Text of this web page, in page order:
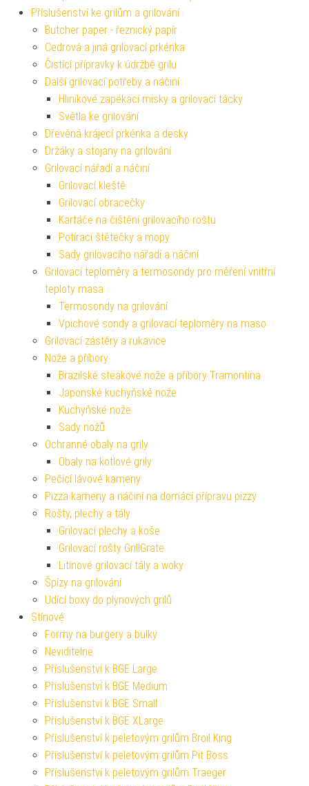
Příslušenství ke grilům a grilování
Butcher paper - řeznický papír
Cedrová a jiná grilovací prkénka
Čistící přípravky k údržbě grilu
Další grilovací potřeby a náčiní
Hliníkové zapékací misky a grilovací tácky
Světla ke grilování
Dřevěná krájecí prkénka a desky
Držáky a stojany na grilování
Grilovací nářadí a náčiní
Grilovací kleště
Grilovací obracečky
Kartáče na čištění grilovacího roštu
Potírací štětečky a mopy
Sady grilovacího nářadí a náčiní
Grilovací teploměry a termosondy pro měření vnitřní
teploty masa
Termosondy na grilování
Vpichové sondy a grilovací teploměry na maso
Grilovací zástěry a rukavice
Nože a příbory
Brazilské steakové nože a příbory Tramontina
Japonské kuchyňské nože
Kuchyňské nože
Sady nožů
Ochranné obaly na grily
Obaly na kotlové grily
Pečící lávové kameny
Pizza kameny a náčiní na domácí přípravu pizzy
Rošty, plechy a tály
Grilovací plechy a koše
Grilovací rošty GrillGrate
Litinové grilovací tály a woky
Špízy na grilování
Udící boxy do plynových grilů
Stínové
Formy na burgery a bulky
Neviditelne
Příslušenství k BGE Large
Příslušenství k BGE Medium
Příslušenství k BGE Small
Příslušenství k BGE XLarge
Příslušenství k peletovým grilům Broil King
Příslušenství k peletovým grilům Pit Boss
Příslušenství k peletovým grilům Traeger